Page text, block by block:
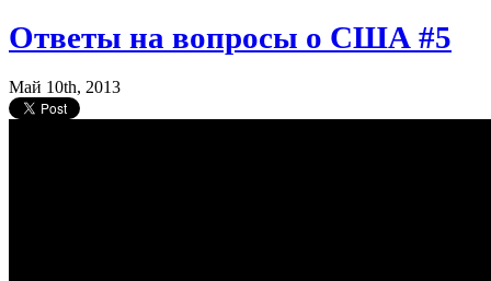
Ответы на вопросы о США #5
Май 10th, 2013